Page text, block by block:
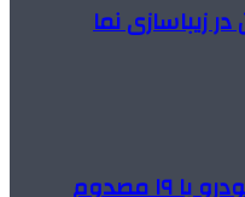
زیباسازی نما